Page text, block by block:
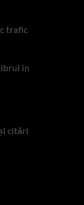
trafic
în
citări